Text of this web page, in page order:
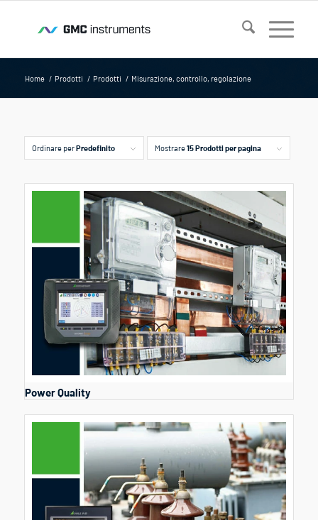
Home / Prodotti / Prodotti / Misurazione, controllo, regolazione
Ordinare perPredefinito Mostrare15 Prodotti per pagina
Power Quality